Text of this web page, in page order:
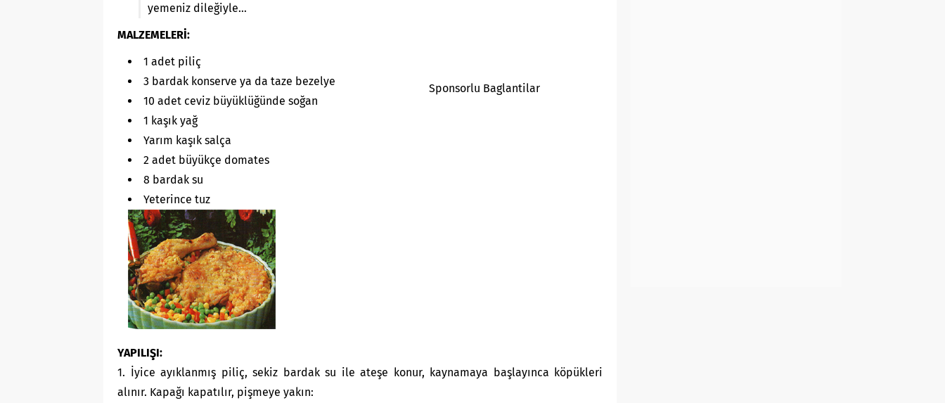
yemeniz dileğiyle…
MALZEMELERİ:
Sponsorlu Baglantilar
1 adet piliç
3 bardak konserve ya da taze bezelye
10 adet ceviz büyüklüğünde soğan
1 kaşık yağ
Yarım kaşık salça
2 adet büyükçe domates
8 bardak su
Yeterince tuz
YAPILIŞI:
1. İyice ayıklanmış piliç, sekiz bardak su ile ateşe konur, kaynamaya başlayınca köpükleri
alınır. Kapağı kapatılır, pişmeye yakın: